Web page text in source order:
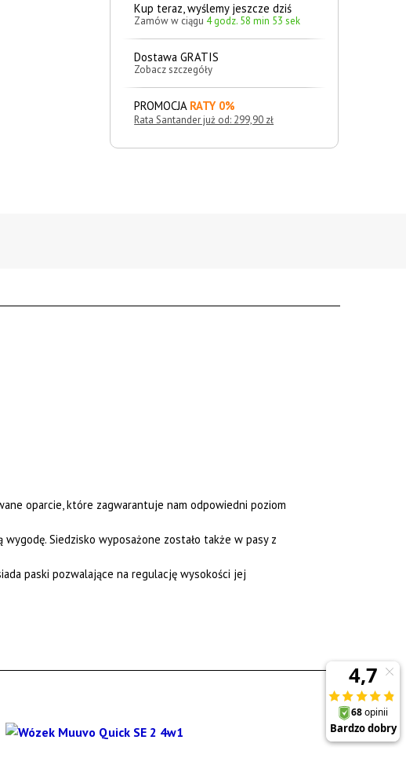
Kup teraz, wyślemy jeszcze dziś
Zamów w ciągu 4 godz. 58 min 52 sek
Dostawa GRATIS
Zobacz szczegóły
PROMOCJA RATY 0%
Rata Santander już od: 299,90 zł
oparcie, które zagwarantuje nam odpowiedni poziom
Siedzisko wyposażone zostało także w pasy z
paski pozwalające na regulację wysokości jej